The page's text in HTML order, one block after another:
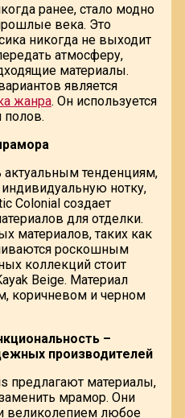
ранее, стало модно
века. Это
никогда не выходит
атмосферу,
материалы.
является
жанра. Он используется
полов.
актуальным тенденциям,
нотку,
Colonial создает
для отделки.
материалов, таких как
роскошным
коллекций стоит
Beige. Материал
коричневом и черном
–
производителей
предлагают материалы,
мрамор. Они
великолепием любое